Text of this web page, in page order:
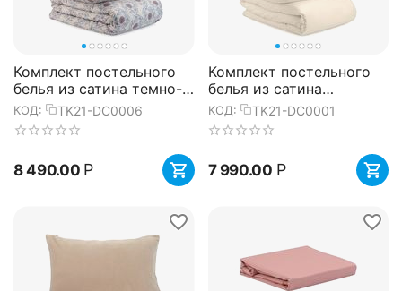
Комплект постельного
белья из сатина темно-
розового цвета с
принтом 'Воздушный
цветок' ...
КОД: TK21-DC0006
8 490.00 Р
Комплект постельного
белья из сатина
кремового цвета из
коллекции Essential,
150х200 см...
КОД: TK21-DC0001
7 990.00 Р